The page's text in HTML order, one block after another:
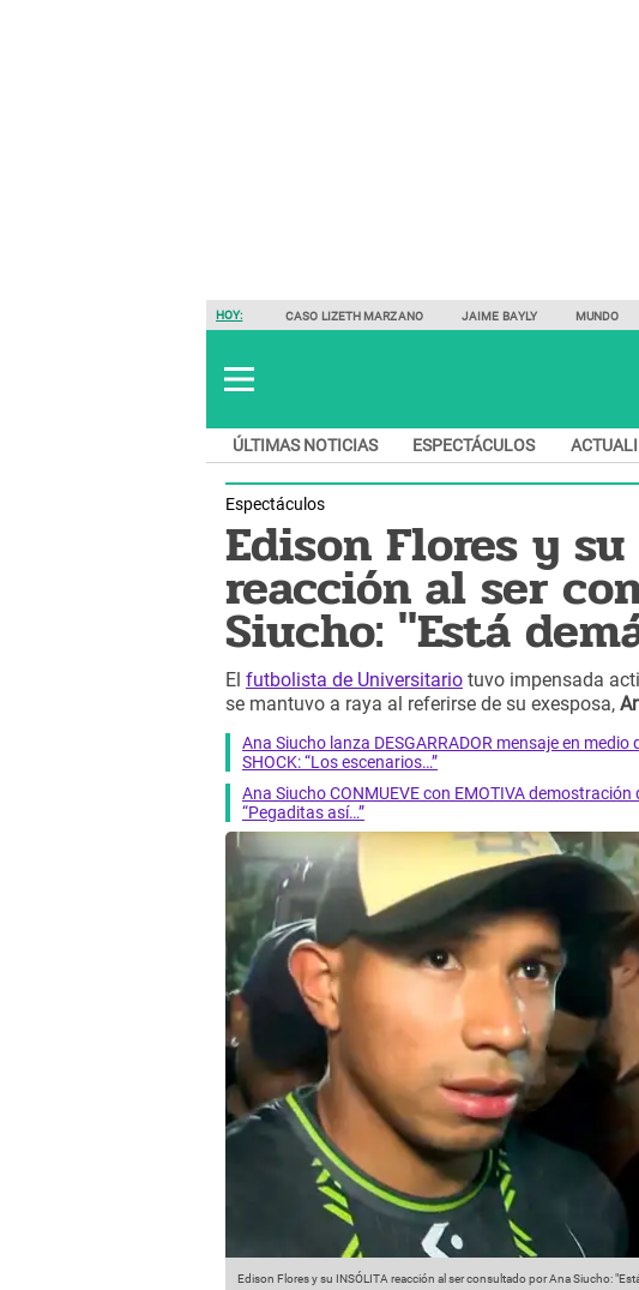
HOY: CASO LIZETH MARZANO JAIME BAYLY MUNDO
ÚLTIMAS NOTICIAS ESPECTÁCULOS
Espectáculos
Edison Flores y su
reacción al ser
Siucho: "Está
El futbolista de Universitario tuvo impensada
se mantuvo a raya al referirse de su exesposa,
Ana Siucho lanza DESGARRADOR mensaje en
SHOCK: “Los escenarios…”
Ana Siucho CONMUEVE con EMOTIVA
“Pegaditas así…”
Edison Flores y su INSÓLITA reacción al ser consultado por Ana Siucho: